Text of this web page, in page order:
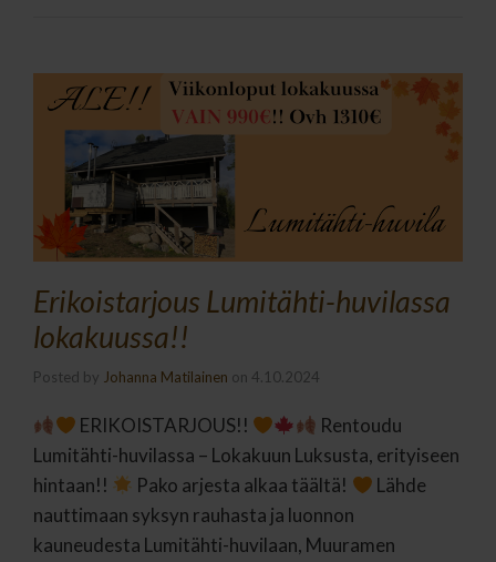
Erikoistarjous Lumitähti-huvilassa
lokakuussa!!
Posted by Johanna Matilainen on 4.10.2024
ERIKOISTARJOUS!!
Rentoudu
Lumitähti-huvilassa – Lokakuun Luksusta, erityiseen
hintaan!!
Pako arjesta alkaa täältä!
Lähde
nauttimaan syksyn rauhasta ja luonnon
kauneudesta Lumitähti-huvilaan, Muuramen